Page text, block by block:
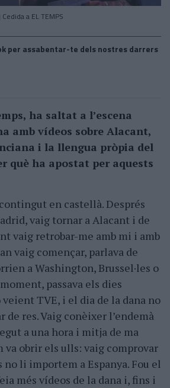
a EL TEMPS
per assabentar-te dels nostres darrers
ha saltat a l’escena
amb vídeos sobre Alacant,
i la llengua pròpia del
què ha apostat per aquests
en castellà. Després
vaig tornar a Alacant i de
vaig retrobar-me amb mi i amb
vaig començar, parlava de
a Washington, Brussel·les o
passava els dies
veient TVE, i el dia de la dana no
de res. Vaig conèixer l’endemà
a una hora i mitja de ma
va obrir els ulls: vaig comprovar
no li importem a Espanya. Fou el
més vídeos de la dana i, fins i